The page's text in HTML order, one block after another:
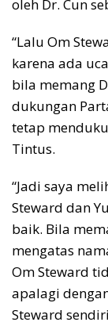
oleh Dr. Cun
“Lalu Om
karena ada
bila memang
dukungan
tetap
Tintus.
“Jadi saya
Steward dan
baik. Bila
mengatas
Om Steward
apalagi
Steward